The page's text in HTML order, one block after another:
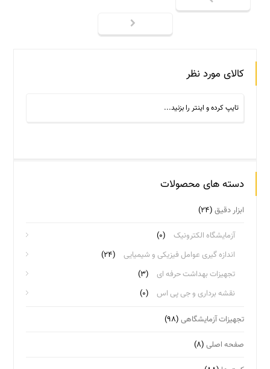
کالای مورد نظر
دسته های محصولات
ابزار دقیق (۲۴)
آزمایشگاه الکترونیک
(۰)
اندازه گیری عوامل فیزیکی و شیمیایی
(۲۴)
تجهیزات بهداشت حرفه ای
(۳)
نقشه برداری و جی پی اس
(۰)
تجهیزات آزمایشگاهی (۹۸)
صفحه اصلی (۸)